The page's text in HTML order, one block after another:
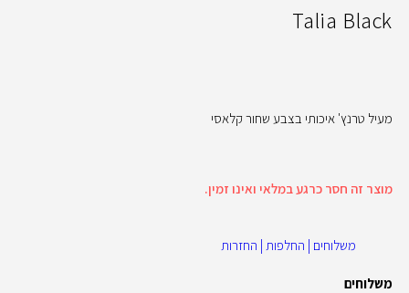
Talia Black
מעיל טרנץ' איכותי בצבע שחור קלאסי
מוצר זה חסר כרגע במלאי ואינו זמין.
משלוחים | החלפות | החזרות
משלוחים